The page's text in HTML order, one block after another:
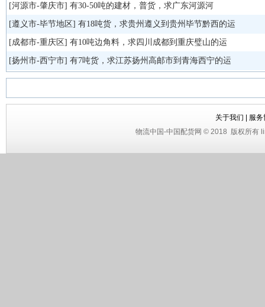
[河源市-肇庆市] 有30-50吨的建材，普货，求广东河源河
[遵义市-毕节地区] 有18吨货，求贵州遵义到贵州毕节黔西的运
[成都市-重庆区] 有10吨边角料，求四川成都到重庆璧山的运
[扬州市-西宁市] 有7吨货，求江苏扬州高邮市到青海西宁的运
关于我们
服务
物流中国-中国配货网 © 2018 版权所有